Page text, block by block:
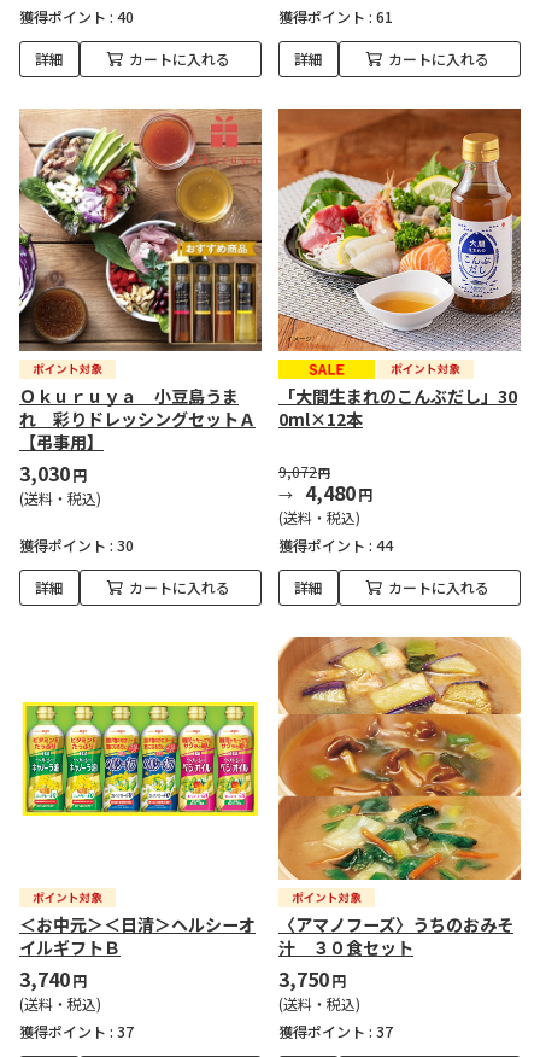
獲得ポイント : 40
詳細 カートに入れる
獲得ポイント : 61
詳細 カートに入れる
Ｏｋｕｒｕｙａ 小豆島うま
れ 彩りドレッシングセットＡ
【弔事用】
3,030円
(送料・税込)
獲得ポイント : 30
詳細 カートに入れる
「大間生まれのこんぶだし」30
0ml×12本
9,072円
4,480円
(送料・税込)
獲得ポイント : 44
詳細 カートに入れる
＜お中元＞＜日清＞ヘルシーオ
イルギフトＢ
3,740円
(送料・税込)
獲得ポイント : 37
〈アマノフーズ〉うちのおみそ
汁 ３０食セット
3,750円
(送料・税込)
獲得ポイント : 37